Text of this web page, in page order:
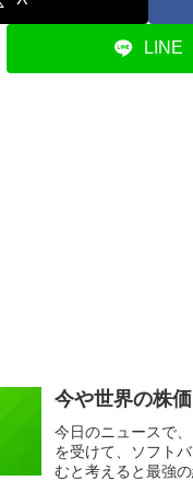
LINE
今や世界の株
今日のニュースで
を受けて、ソフト
むと考えると最強